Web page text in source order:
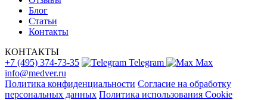
Блог
Статьи
Контакты
КОНТАКТЫ
+7 (495) 374-73-35
Telegram
Max
info@medver.ru
Политика конфиденциальности Согласие на обработку
персональных данных Политика использования Cookie